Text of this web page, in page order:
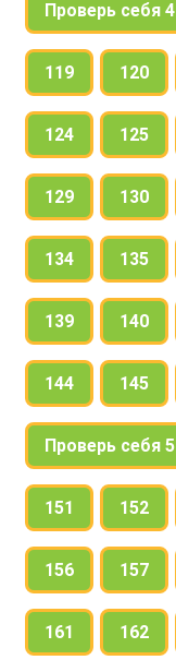
Проверь себя 4
119 120
124 125
129 130
134 135
139 140
144 145
Проверь себя 5
151 152
156 157
161 162